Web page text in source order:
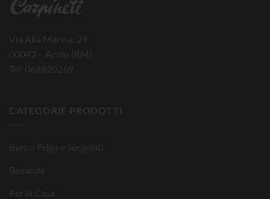
Via Alla Marina, 29
00042 – Anzio (RM)
Tel: 069820269
CATEGORIE PRODOTTI
Banco Frigo e Surgelati
Bevande
Per la Casa